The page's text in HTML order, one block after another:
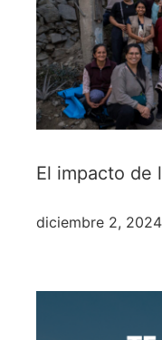
El impacto de
diciembre 2, 2024